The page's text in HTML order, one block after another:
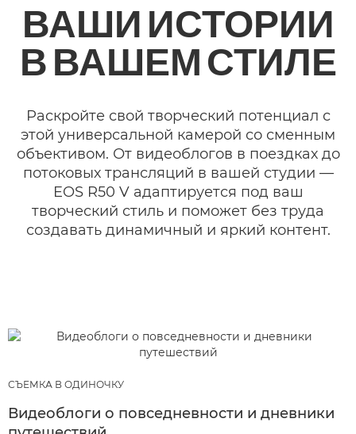
ВАШИ ИСТОРИИ
В ВАШЕМ СТИЛЕ
Раскройте свой творческий потенциал с
этой универсальной камерой со сменным
объективом. От видеоблогов в поездках до
потоковых трансляций в вашей студии —
EOS R50 V адаптируется под ваш
творческий стиль и поможет без труда
создавать динамичный и яркий контент.
СЪЕМКА В ОДИНОЧКУ
Видеоблоги о повседневности и дневники